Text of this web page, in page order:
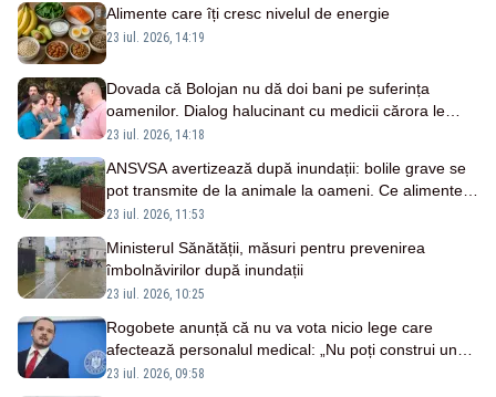
Alimente care îți cresc nivelul de energie
23 iul. 2026, 14:19
Dovada că Bolojan nu dă doi bani pe suferința
oamenilor. Dialog halucinant cu medicii cărora le
tăiase veniturile, ca primar, în 2018 – VIDEO
23 iul. 2026, 14:18
ANSVSA avertizează după inundații: bolile grave se
pot transmite de la animale la oameni. Ce alimente și
surse de apă trebuie evitate
23 iul. 2026, 11:53
Ministerul Sănătății, măsuri pentru prevenirea
îmbolnăvirilor după inundații
23 iul. 2026, 10:25
Rogobete anunță că nu va vota nicio lege care
afectează personalul medical: „Nu poți construi un
sistem mai puternic lovindu-i pe cei care îl țin în
23 iul. 2026, 09:58